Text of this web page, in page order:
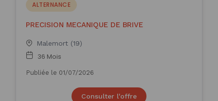
ALTERNANCE
PRECISION MECANIQUE DE BRIVE
Malemort (19)
36 Mois
Publiée le 01/07/2026
Consulter l'offre